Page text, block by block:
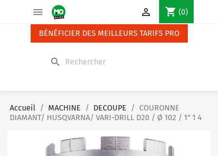
 shopping_cart (0)

BÉNÉFICIER DES MEILLEURS TARIFS PRO
search
Accueil MACHINE DECOUPE
COURONNE
DIAMANT/ HUSQVARNA/ VARI-DRILL D20 / Ø 102 / 1" 1 4
Panneau de gestion des cookies